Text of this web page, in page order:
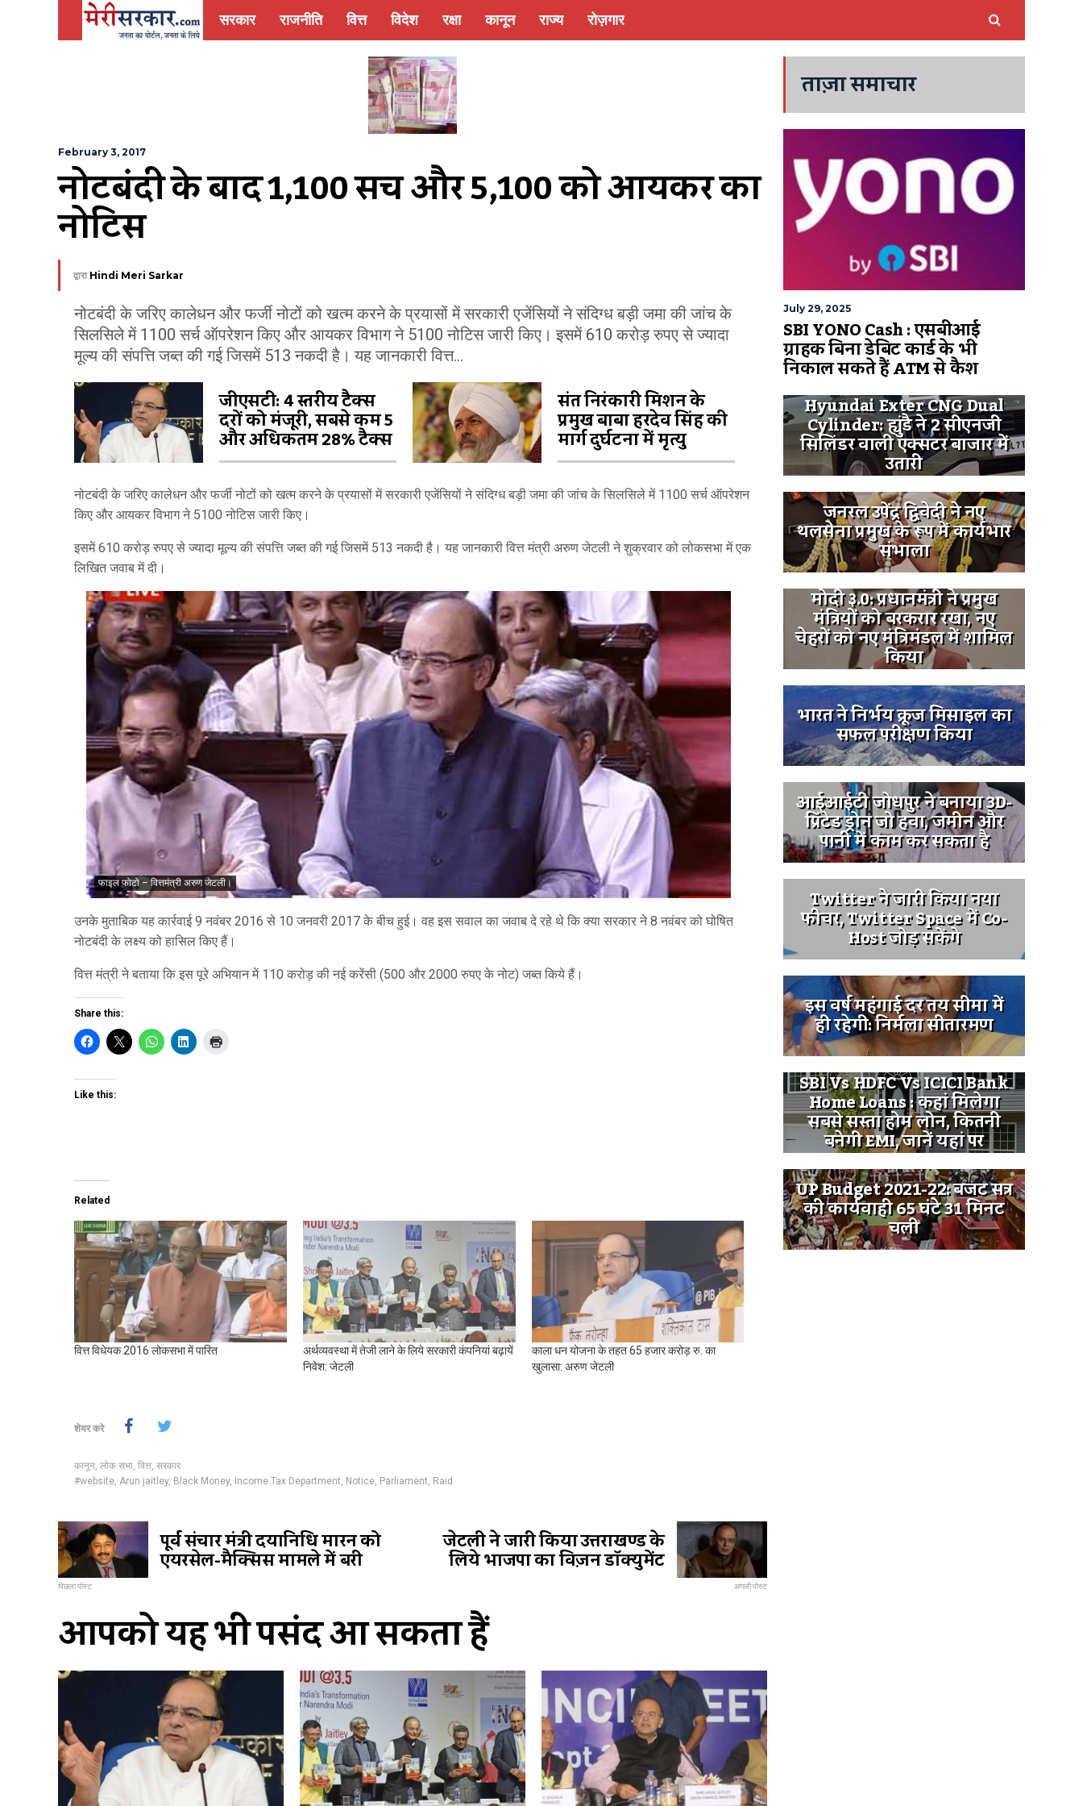
सरकार राजनीति वित्त विदेश रक्षा कानून राज्य रोज़गार
February 3, 2017
नोटबंदी के बाद 1,100 सर्च और 5,100 को आयकर का
नोटिस
द्वारा Hindi Meri Sarkar
नोटबंदी के जरिए कालेधन और फर्जी नोटों को खत्म करने के प्रयासों में सरकारी एजेंसियों ने संदिग्ध बड़ी जमा की जांच के
सिलसिले में 1100 सर्च ऑपरेशन किए और आयकर विभाग ने 5100 नोटिस जारी किए। इसमें 610 करोड़ रुपए से ज्यादा
मूल्य की संपत्ति जब्त की गई जिसमें 513 नकदी है। यह जानकारी वित्त...
जीएसटी: 4 स्तरीय टैक्स
दरों को मंजूरी, सबसे कम 5
और अधिकतम 28% टैक्स
संत निरंकारी मिशन के
प्रमुख बाबा हरदेव सिंह की
मार्ग दुर्घटना में मृत्यु
नोटबंदी के जरिए कालेधन और फर्जी नोटों को खत्म करने के प्रयासों में सरकारी एजेंसियों ने संदिग्ध बड़ी जमा की जांच के सिलसिले में 1100 सर्च ऑपरेशन
किए और आयकर विभाग ने 5100 नोटिस जारी किए।
इसमें 610 करोड़ रुपए से ज्यादा मूल्य की संपत्ति जब्त की गई जिसमें 513 नकदी है। यह जानकारी वित्त मंत्री अरुण जेटली ने शुक्रवार को लोकसभा में एक
लिखित जवाब में दी।
फाइल फोटो – वित्तमंत्री अरुण जेटली।
उनके मुताबिक यह कार्रवाई 9 नवंबर 2016 से 10 जनवरी 2017 के बीच हुई। वह इस सवाल का जवाब दे रहे थे कि क्या सरकार ने 8 नवंबर को घोषित
नोटबंदी के लक्ष्य को हासिल किए हैं।
वित्त मंत्री ने बताया कि इस पूरे अभियान में 110 करोड़ की नई करेंसी (500 और 2000 रुपए के नोट) जब्त किये हैं।
Share this:
Like this:
Related
वित्त विधेयक 2016 लोकसभा में पारित
अर्थव्यवस्था में तेजी लाने के लिये सरकारी कंपनियां बढ़ायें
निवेश: जेटली
काला धन योजना के तहत 65 हजार करोड़ रु. का
खुलासा: अरुण जेटली
शेयर करे
कानून लोक सभा वित्त सरकार
#website Arun jaitley, Black Money, Income Tax Department Notice Parliament Raid
पूर्व संचार मंत्री दयानिधि मारन को
एयरसेल-मैक्सिस मामले में बरी
पिछला पोस्ट
जेटली ने जारी किया उत्तराखण्ड के
लिये भाजपा का विज़न डॉक्युमेंट
अगली पोस्ट
आपको यह भी पसंद आ सकता हैं
ताज़ा समाचार
July 29, 2025
SBI YONO Cash : एसबीआई
ग्राहक बिना डेबिट कार्ड के भी
निकाल सकते हैं ATM से कैश
Hyundai Exter CNG Dual
Cylinder: ह्युंडै ने 2 सीएनजी
सिलिंडर वाली एक्सटर बाजार में
उतारी
जनरल उपेंद्र द्विवेदी ने नए
थलसेना प्रमुख के रूप में कार्यभार
संभाला
मोदी ३.0: प्रधानमंत्री ने प्रमुख
मंत्रियों को बरकरार रखा, नए
चेहरों को नए मंत्रिमंडल में शामिल
किया
भारत ने निर्भय क्रूज मिसाइल का
सफल परीक्षण किया
आईआईटी जोधपुर ने बनाया 3D-
प्रिंटेड ड्रोन जो हवा, जमीन और
पानी में काम कर सकता है
Twitter ने जारी किया नया
फीचर, Twitter Space में Co-
Host जोड़ सकेंगे
इस वर्ष महंगाई दर तय सीमा में
ही रहेगी: निर्मला सीतारमण
SBI Vs HDFC Vs ICICI Bank
Home Loans : कहां मिलेगा
सबसे सस्ता होम लोन, कितनी
बनेगी EMI, जानें यहां पर
UP Budget 2021-22: बजट सत्र
की कार्यवाही 65 घंटे 31 मिनट
चली